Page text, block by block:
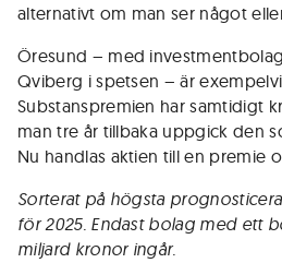
alternativt om man ser något
Öresund – med
Qviberg i spetsen – är
Substanspremien har samtidigt
man tre år tillbaka uppgick den
Nu handlas aktien till en premie
Sorterat på högsta
för 2025. Endast bolag med ett
miljard kronor ingår.